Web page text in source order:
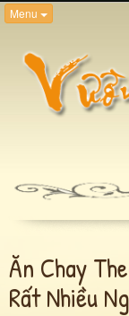
Menu
Ăn Chay
Rất Nhiều